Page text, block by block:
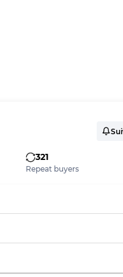
321
Repeat buyers